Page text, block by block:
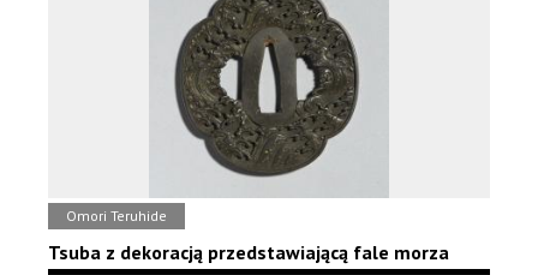
Omori Teruhide
Tsuba z dekoracją przedstawiającą fale morza